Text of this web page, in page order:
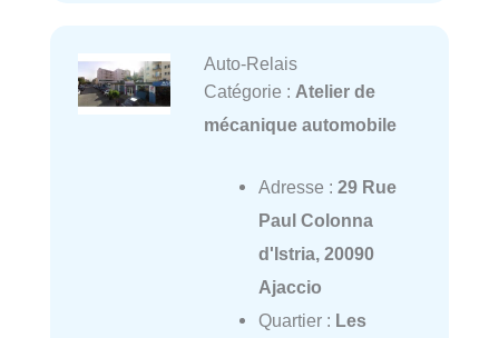
Auto-Relais
Catégorie : Atelier de
mécanique automobile
Adresse : 29 Rue
Paul Colonna
d'Istria, 20090
Ajaccio
Quartier : Les